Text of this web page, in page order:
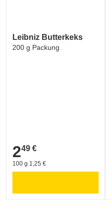
Leibniz Butterkeks
200 g Packung
2,49 €
249 €
100 g 1,25 €